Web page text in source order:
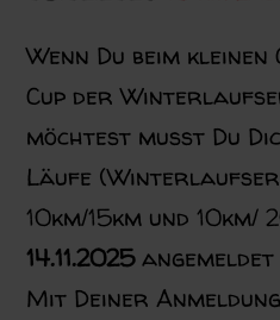
Wenn Du beim
Cup der
möchtest musst Du
Läufe
10km/15km und 10km/
14.11.2025angemeldet
Mit Deiner